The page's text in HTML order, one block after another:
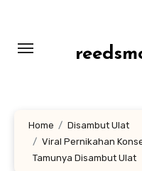
konten
Home
Disambut Ulat
Viral Pernikahan
Tamunya Disambut Ulat